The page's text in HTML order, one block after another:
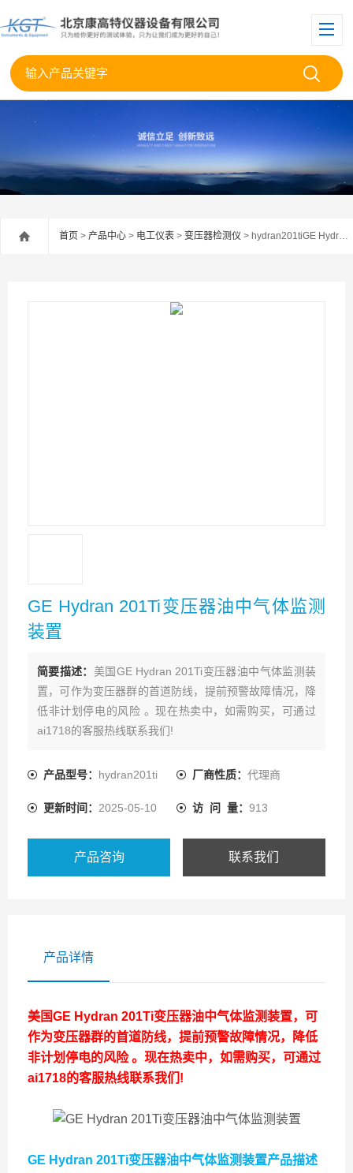
首页 > 产品中心 > 电工仪表 > 变压器检测仪 > hydran201tiGE Hydran 201Ti变压器油中气体监测装置
GE Hydran 201Ti变压器油中气体监测
装置
简要描述： 美国GE Hydran 201Ti变压器油中气体监测装
置，可作为变压器群的首道防线，提前预警故障情况，降
低非计划停电的风险 。现在热卖中，如需购买，可通过
ai1718的客服热线联系我们!
产品型号： hydran201ti 厂商性质： 代理商
更新时间： 2025-05-10 访 问 量： 913
产品咨询 联系我们
产品详情
美国GE Hydran 201Ti变压器油中气体监测装置，可
作为变压器群的首道防线，提前预警故障情况，降低
非计划停电的风险 。现在热卖中，如需购买，可通过
ai1718的客服热线联系我们!
GE Hydran 201Ti变压器油中气体监测装置产品描述